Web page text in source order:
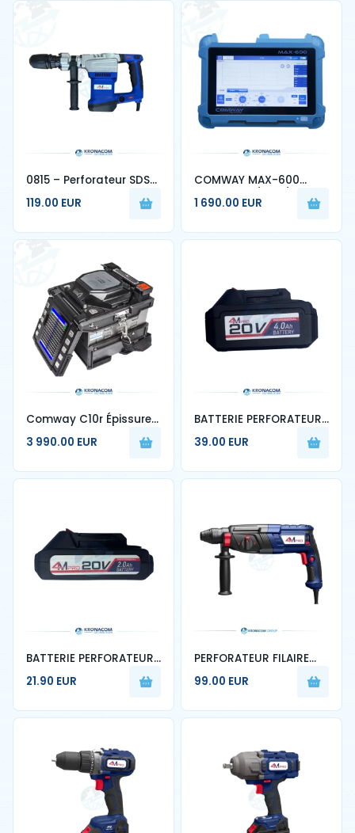
0815 – Perforateur SDS-
MAX 1250W
Professionnel - 4MPRO
119.00 EUR
COMWAY MAX-600
OTDR – M1 / M2 / M3
1 690.00 EUR
Comway C10r Épissure
de fibre optique à
ruban pour 1-12 cœurs
automatique 70r 88r
3 990.00 EUR
BATTERIE PERFORATEUR
4AH 4M PRO
39.00 EUR
BATTERIE PERFORATEUR
2AH 4M PRO
21.90 EUR
PERFORATEUR FILAIRE
4M PRO – KRONACOM
99.00 EUR